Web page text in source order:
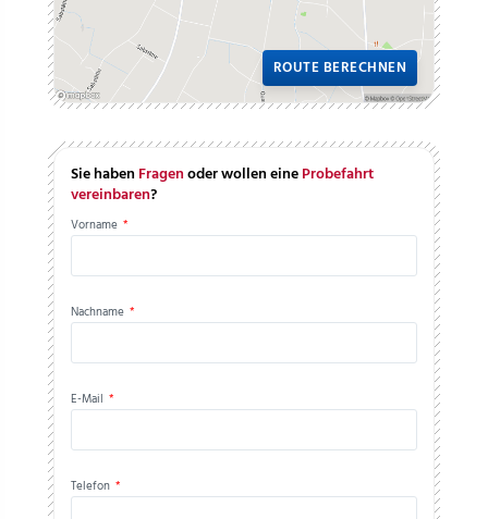
ROUTE BERECHNEN
Sie haben Fragenoder wollen eineProbefahrt
vereinbaren?
Vorname *
Nachname *
E-Mail *
Telefon *